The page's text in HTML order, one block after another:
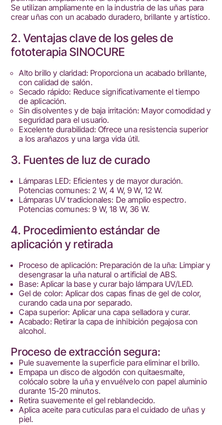
Se utilizan ampliamente en la industria de las uñas para
crear uñas con un acabado duradero, brillante y artístico.
2. Ventajas clave de los geles de
fototerapia SINOCURE
Alto brillo y claridad: Proporciona un acabado brillante,
con calidad de salón.
Secado rápido: Reduce significativamente el tiempo
de aplicación.
Sin disolventes y de baja irritación: Mayor comodidad y
seguridad para el usuario.
Excelente durabilidad: Ofrece una resistencia superior
a los arañazos y una larga vida útil.
3. Fuentes de luz de curado
Lámparas LED: Eficientes y de mayor duración.
Potencias comunes: 2 W, 4 W, 9 W, 12 W.
Lámparas UV tradicionales: De amplio espectro.
Potencias comunes: 9 W, 18 W, 36 W.
4. Procedimiento estándar de
aplicación y retirada
Proceso de aplicación: Preparación de la uña: Limpiar y
desengrasar la uña natural o artificial de ABS.
Base: Aplicar la base y curar bajo lámpara UV/LED.
Gel de color: Aplicar dos capas finas de gel de color,
curando cada una por separado.
Capa superior: Aplicar una capa selladora y curar.
Acabado: Retirar la capa de inhibición pegajosa con
alcohol.
Proceso de extracción segura:
Pule suavemente la superficie para eliminar el brillo.
Empapa un disco de algodón con quitaesmalte,
colócalo sobre la uña y envuélvelo con papel aluminio
durante 15-20 minutos.
Retira suavemente el gel reblandecido.
Aplica aceite para cutículas para el cuidado de uñas y
piel.